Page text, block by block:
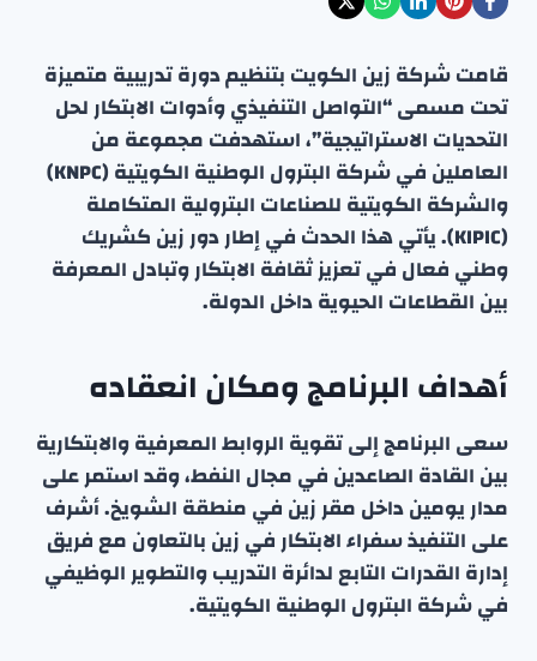
قامت شركة زين الكويت بتنظيم دورة تدريبية متميزة
تحت مسمى “التواصل التنفيذي وأدوات الابتكار لحل
التحديات الاستراتيجية”، استهدفت مجموعة من
العاملين في شركة البترول الوطنية الكويتية (KNPC)
والشركة الكويتية للصناعات البترولية المتكاملة
(KIPIC). يأتي هذا الحدث في إطار دور زين كشريك
وطني فعال في تعزيز ثقافة الابتكار وتبادل المعرفة
بين القطاعات الحيوية داخل الدولة.
أهداف البرنامج ومكان انعقاده
سعى البرنامج إلى تقوية الروابط المعرفية والابتكارية
بين القادة الصاعدين في مجال النفط، وقد استمر على
مدار يومين داخل مقر زين في منطقة الشويخ. أشرف
على التنفيذ سفراء الابتكار في زين بالتعاون مع فريق
إدارة القدرات التابع لدائرة التدريب والتطوير الوظيفي
في شركة البترول الوطنية الكويتية.